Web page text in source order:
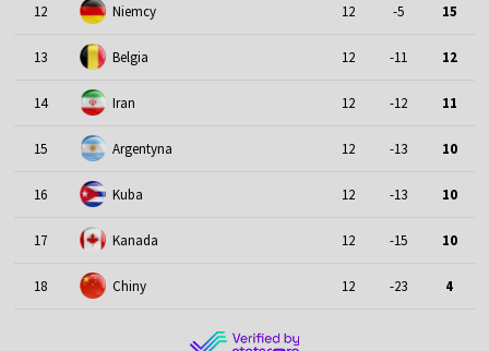
12 Niemcy 12 -5 15
13 Belgia 12 -11 12
14 Iran 12 -12 11
15 Argentyna 12 -13 10
16 Kuba 12 -13 10
17 Kanada 12 -15 10
18 Chiny 12 -23 4